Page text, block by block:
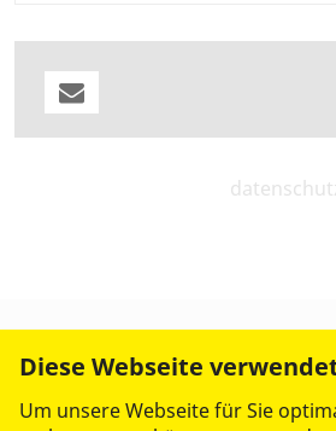
Diese Webseite
Um unsere Webseite für Sie